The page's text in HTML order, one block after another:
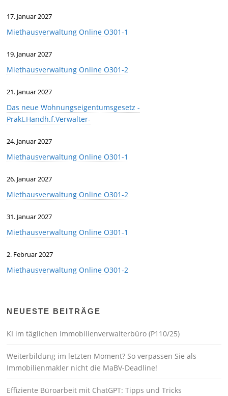
17. Januar 2027
Miethausverwaltung Online O301-1
19. Januar 2027
Miethausverwaltung Online O301-2
21. Januar 2027
Das neue Wohnungseigentumsgesetz -
Prakt.Handh.f.Verwalter-
24. Januar 2027
Miethausverwaltung Online O301-1
26. Januar 2027
Miethausverwaltung Online O301-2
31. Januar 2027
Miethausverwaltung Online O301-1
2. Februar 2027
Miethausverwaltung Online O301-2
NEUESTE BEITRÄGE
KI im täglichen Immobilienverwalterbüro (P110/25)
Weiterbildung im letzten Moment? So verpassen Sie als
Immobilienmakler nicht die MaBV-Deadline!
Effiziente Büroarbeit mit ChatGPT: Tipps und Tricks